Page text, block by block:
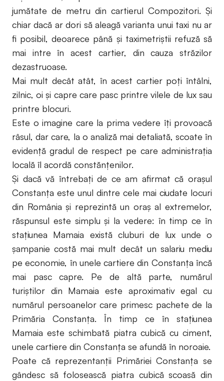
jumătate de metru din cartierul Compozitori. Și
chiar dacă ar dori să aleagă varianta unui taxi nu ar
fi posibil, deoarece până și taximetriștii refuză să
mai intre în acest cartier, din cauza străzilor
dezastruoase.
Mai mult decât atât, în acest cartier poți întâlni,
zilnic, oi și capre care pasc printre vilele de lux sau
printre blocuri.
Este o imagine care la prima vedere îți provoacă
râsul, dar care, la o analiză mai detaliată, scoate în
evidență gradul de respect pe care administrația
locală îl acordă constănțenilor.
Și dacă vă întrebați de ce am afirmat că orașul
Constanța este unul dintre cele mai ciudate locuri
din România și reprezintă un oraș al extremelor,
răspunsul este simplu și la vedere: în timp ce în
stațiunea Mamaia există cluburi de lux unde o
șampanie costă mai mult decât un salariu mediu
pe economie, în unele cartiere din Constanța încă
mai pasc capre. Pe de altă parte, numărul
turiștilor din Mamaia este aproximativ egal cu
numărul persoanelor care primesc pachete de la
Primăria Constanța. În timp ce în stațiunea
Mamaia este schimbată piatra cubică cu ciment,
unele cartiere din Constanța se afundă în noroaie.
Poate că reprezentanții Primăriei Constanța se
gândesc să folosească piatra cubică scoasă din